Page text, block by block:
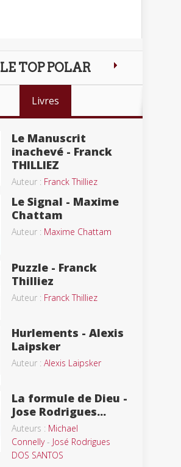
LE TOP POLAR
Livres
Le Manuscrit
inachevé - Franck
THILLIEZ
Auteur : Franck Thilliez
Le Signal - Maxime
Chattam
Auteur : Maxime Chattam
Puzzle - Franck
Thilliez
Auteur : Franck Thilliez
Hurlements - Alexis
Laipsker
Auteur : Alexis Laipsker
La formule de Dieu -
Jose Rodrigues...
Auteurs : Michael
Connelly- José Rodrigues
DOS SANTOS